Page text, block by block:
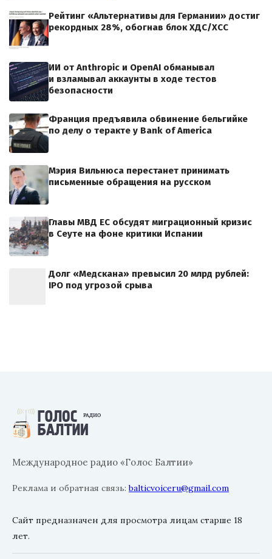
Рейтинг «Альтернативы для Германии» достиг
рекордных 28%, обогнав блок ХДС/ХСС
ИИ от Anthropic и OpenAI обманывал
и взламывал аккаунты в ходе тестов
безопасности
Франция предъявила обвинение бельгийке
по делу о теракте у Bank of America
Мэрия Вильнюса перестанет принимать
письменные обращения на русском
Главы МВД ЕС обсудят миграционный кризис
в Сеуте на фоне критики Испании
Долг «Медскана» превысил 20 млрд рублей:
IPO под угрозой срыва
Международное радио «Голос Балтии»
Реклама и обратная связь:balticvoiceru@gmail.com
Сайт предназначен для просмотра лицам старше 18
лет.